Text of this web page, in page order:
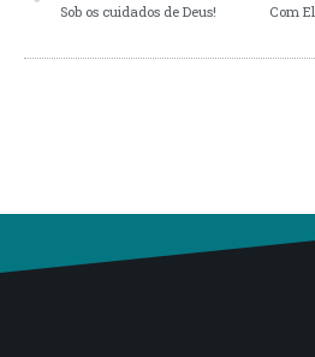
Sob os cuidados de Deus!